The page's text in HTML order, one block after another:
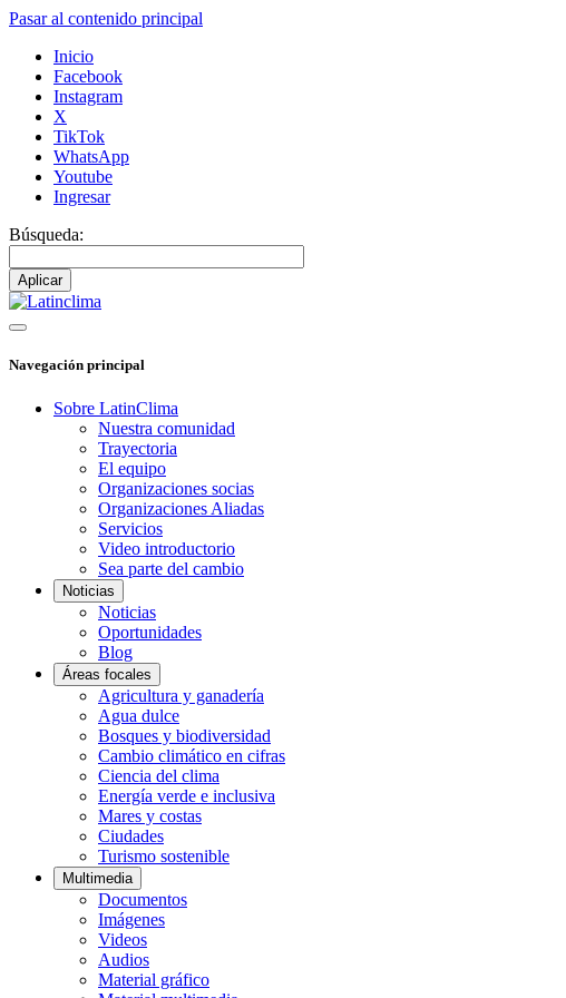
Pasar al contenido principal
Inicio
Facebook
Instagram
X
TikTok
WhatsApp
Youtube
Ingresar
Búsqueda:
Navegación principal
Sobre LatinClima
Nuestra comunidad
Trayectoria
El equipo
Organizaciones socias
Organizaciones Aliadas
Servicios
Video introductorio
Sea parte del cambio
Noticias
Noticias
Oportunidades
Blog
Áreas focales
Agricultura y ganadería
Agua dulce
Bosques y biodiversidad
Cambio climático en cifras
Ciencia del clima
Energía verde e inclusiva
Mares y costas
Ciudades
Turismo sostenible
Multimedia
Documentos
Imágenes
Videos
Audios
Material gráfico